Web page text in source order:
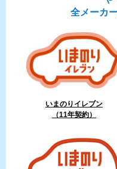
全メーカ
いまのりイレブン
（11年契約）